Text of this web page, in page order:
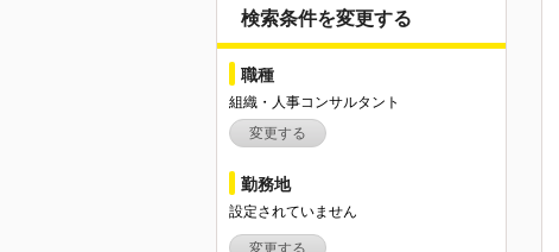
検索条件を変更する
職種
組織・人事コンサルタント
変更する
勤務地
設定されていません
変更する